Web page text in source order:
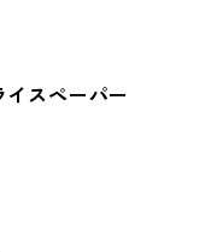
スペーパー